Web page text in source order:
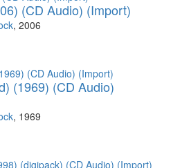
(CD Audio) (Import)
, 2006
(1969) (CD Audio)
, 1969